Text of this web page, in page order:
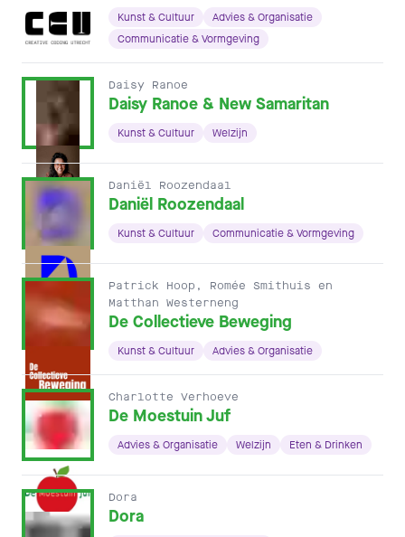
Kunst & Cultuur
Advies & Organisatie
Communicatie & Vormgeving
Daisy Ranoe
Daisy Ranoe & New Samaritan
Kunst & Cultuur Welzijn
Daniël Roozendaal
Daniël Roozendaal
Kunst & Cultuur Communicatie & Vormgeving
Patrick Hoop, Romée Smithuis en
Matthan Westerneng
De Collectieve Beweging
Kunst & Cultuur Advies & Organisatie
Charlotte Verhoeve
De Moestuin Juf
Advies & Organisatie Welzijn Eten & Drinken
Dora
Dora